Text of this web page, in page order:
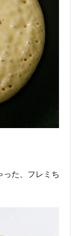
た、フレミち